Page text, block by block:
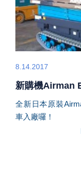
8.14.2017
新購機Airman
全新日本原裝
車入廠囉！